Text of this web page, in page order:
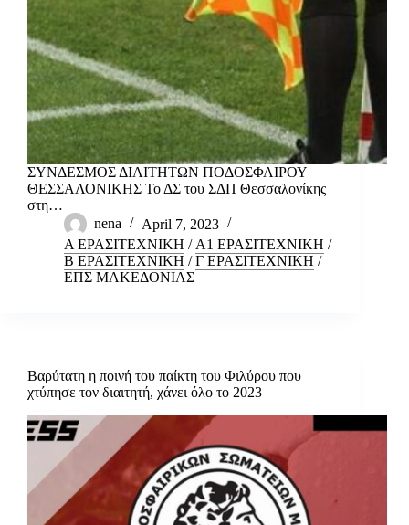
ΣΥΝΔΕΣΜΟΣ ΔΙΑΙΤΗΤΩΝ ΠΟΔΟΣΦΑΙΡΟΥ
ΘΕΣΣΑΛΟΝΙΚΗΣ Το ΔΣ του ΣΔΠ Θεσσαλονίκης
στη…
nena
April 7, 2023
Α ΕΡΑΣΙΤΕΧΝΙΚΗ /Α1 ΕΡΑΣΙΤΕΧΝΙΚΗ /
Β ΕΡΑΣΙΤΕΧΝΙΚΗ /Γ ΕΡΑΣΙΤΕΧΝΙΚΗ /
ΕΠΣ ΜΑΚΕΔΟΝΙΑΣ
Βαρύτατη η ποινή του παίκτη του Φιλύρου που
χτύπησε τον διαιτητή, χάνει όλο το 2023